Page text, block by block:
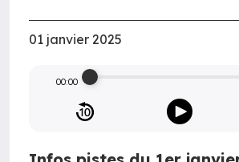
01 janvier 2025
00:00